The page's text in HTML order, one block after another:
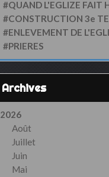
#QUAND L'EGLIZE FAIT
#CONSTRUCTION 3e
#ENLEVEMENT DE
#PRIERES
Archives
2026
Août
Juillet
Juin
Mai